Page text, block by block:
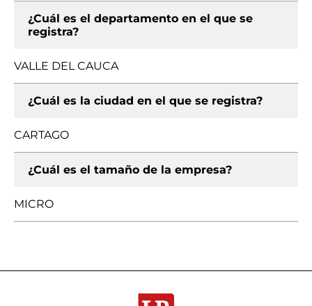
¿Cuál es el departamento en el que se
registra?
VALLE DEL CAUCA
¿Cuál es la ciudad en el que se registra?
CARTAGO
¿Cuál es el tamaño de la empresa?
MICRO